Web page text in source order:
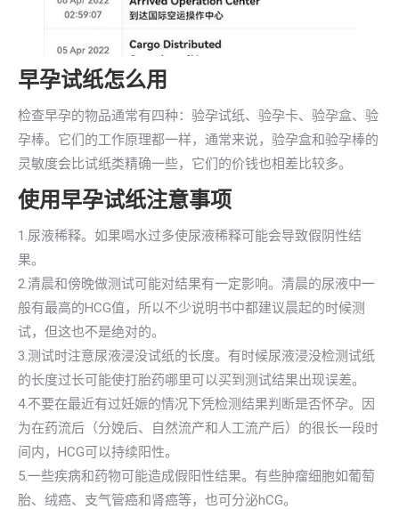
早孕试纸怎么用
检查早孕的物品通常有四种：验孕试纸、验孕卡、验孕盒、验
孕棒。它们的工作原理都一样，通常来说，验孕盒和验孕棒的
灵敏度会比试纸类精确一些，它们的价钱也相差比较多。
使用早孕试纸注意事项
1.尿液稀释。如果喝水过多使尿液稀释可能会导致假阴性结
果。
2.清晨和傍晚做测试可能对结果有一定影响。清晨的尿液中一
般有最高的HCG值，所以不少说明书中都建议晨起的时候测
试，但这也不是绝对的。
3.测试时注意尿液浸没试纸的长度。有时候尿液浸没检测试纸
的长度过长可能使打胎药哪里可以买到测试结果出现误差。
4.不要在最近有过妊娠的情况下凭检测结果判断是否怀孕。因
为在药流后（分娩后、自然流产和人工流产后）的很长一段时
间内，HCG可以持续阳性。
5.一些疾病和药物可能造成假阳性结果。有些肿瘤细胞如葡萄
胎、绒癌、支气管癌和肾癌等，也可分泌hCG。